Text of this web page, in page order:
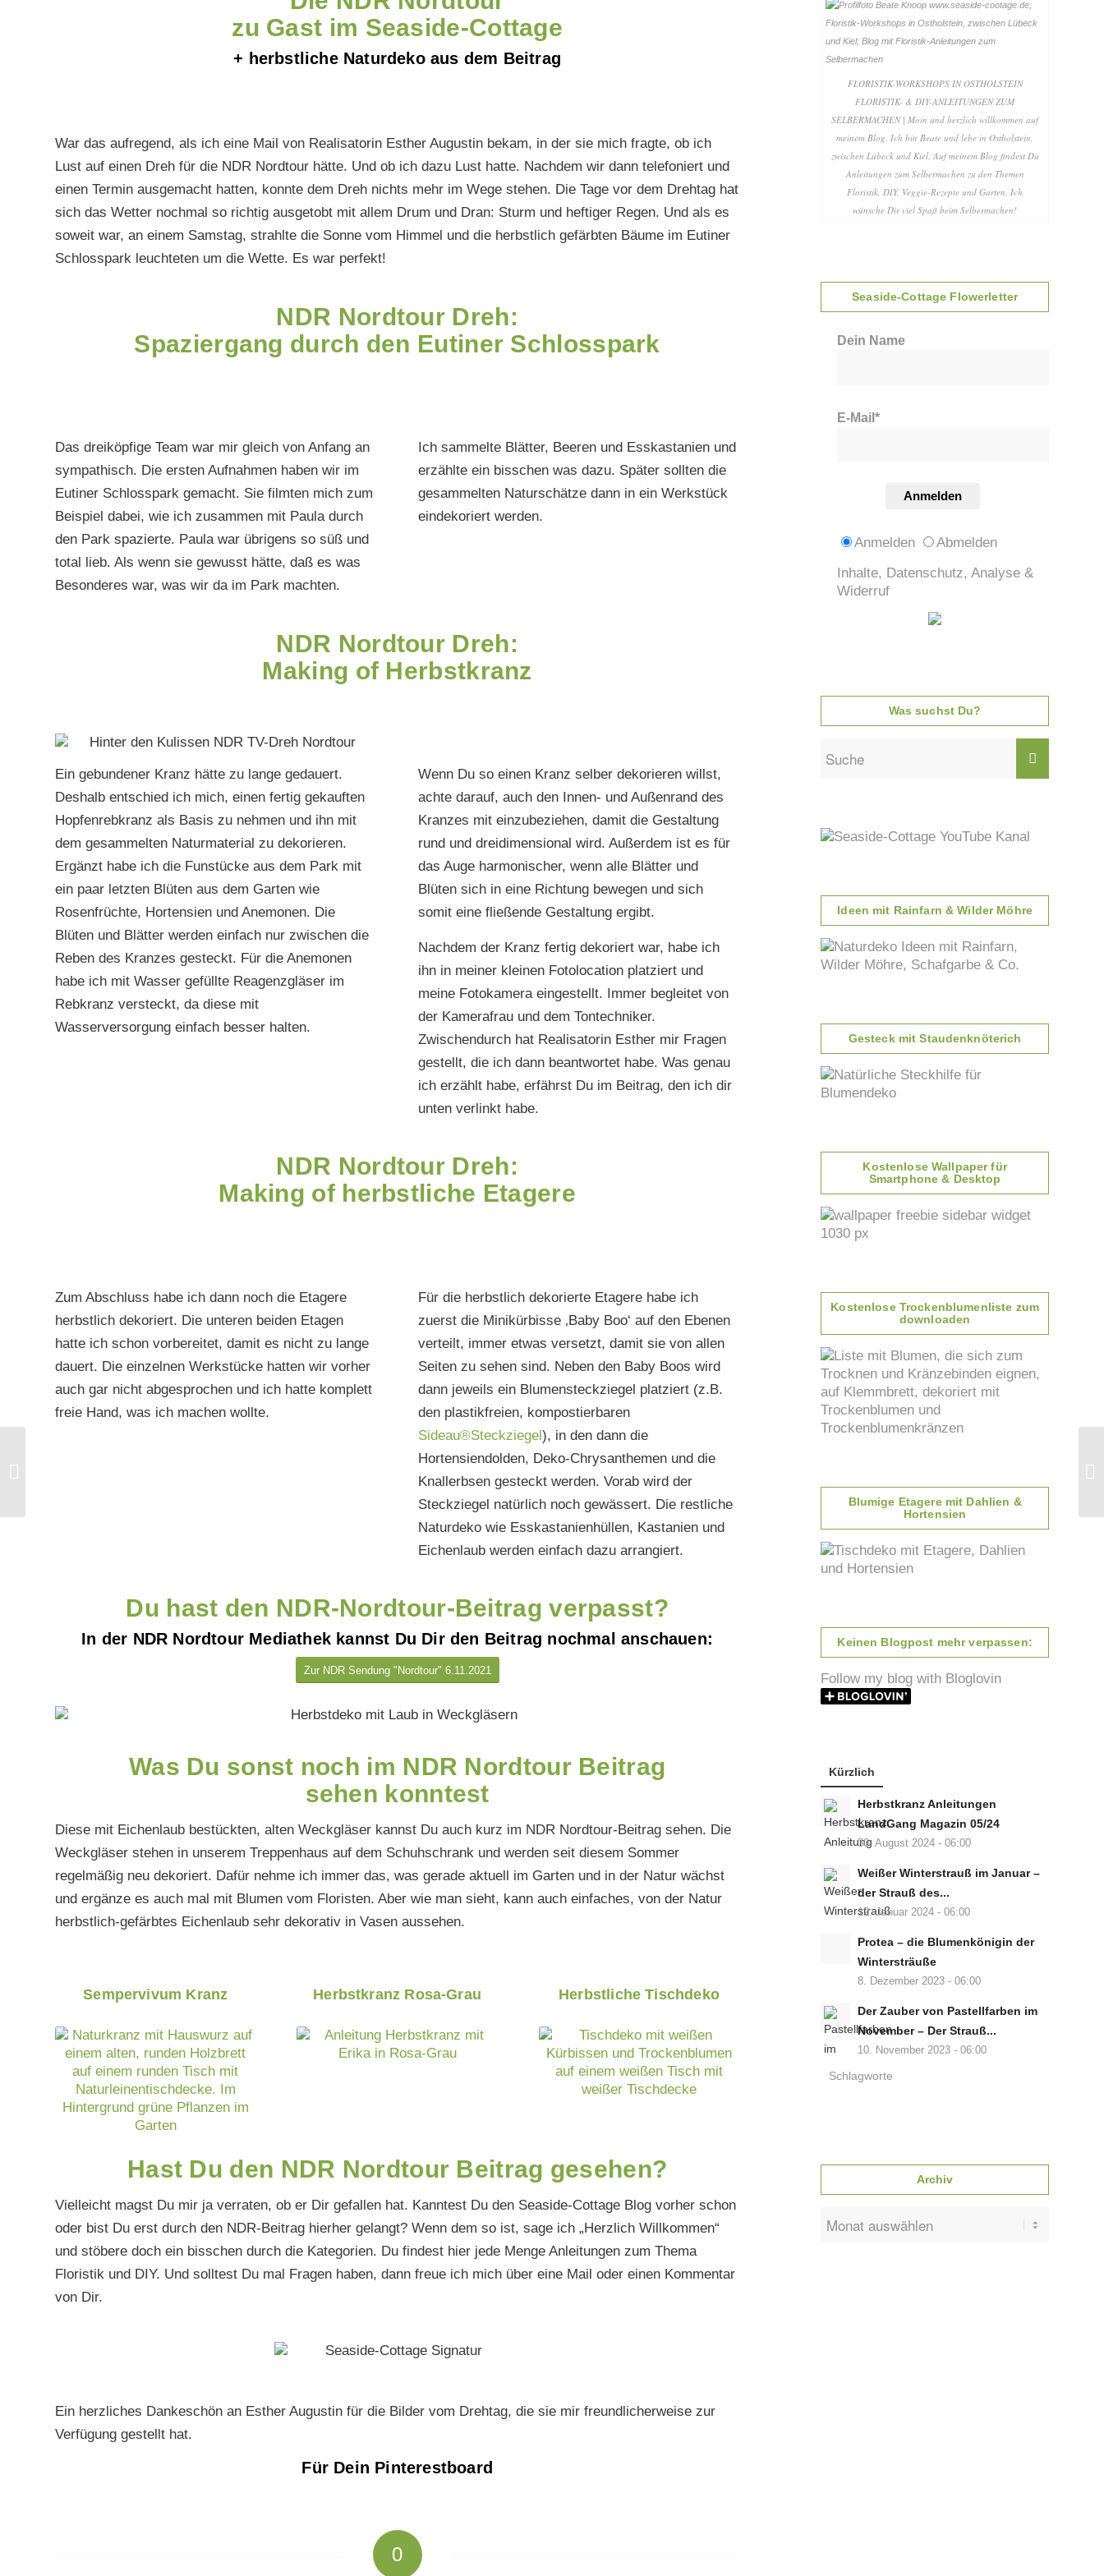
zu Gast im Seaside-Cottage
+ herbstliche Naturdeko aus dem Beitrag
War das aufregend, als ich eine Mail von Realisatorin Esther Augustin bekam, in der sie mich fragte, ob ich
Lust auf einen Dreh für die NDR Nordtour hätte. Und ob ich dazu Lust hatte. Nachdem wir dann telefoniert und
einen Termin ausgemacht hatten, konnte dem Dreh nichts mehr im Wege stehen. Die Tage vor dem Drehtag hat
sich das Wetter nochmal so richtig ausgetobt mit allem Drum und Dran: Sturm und heftiger Regen. Und als es
soweit war, an einem Samstag, strahlte die Sonne vom Himmel und die herbstlich gefärbten Bäume im Eutiner
Schlosspark leuchteten um die Wette. Es war perfekt!
NDR Nordtour Dreh:
Spaziergang durch den Eutiner Schlosspark
Das dreiköpfige Team war mir gleich von Anfang an
sympathisch. Die ersten Aufnahmen haben wir im
Eutiner Schlosspark gemacht. Sie filmten mich zum
Beispiel dabei, wie ich zusammen mit Paula durch
den Park spazierte. Paula war übrigens so süß und
total lieb. Als wenn sie gewusst hätte, daß es was
Besonderes war, was wir da im Park machten.
Ich sammelte Blätter, Beeren und Esskastanien und
erzählte ein bisschen was dazu. Später sollten die
gesammelten Naturschätze dann in ein Werkstück
eindekoriert werden.
NDR Nordtour Dreh:
Making of Herbstkranz
Ein gebundener Kranz hätte zu lange gedauert.
Deshalb entschied ich mich, einen fertig gekauften
Hopfenrebkranz als Basis zu nehmen und ihn mit
dem gesammelten Naturmaterial zu dekorieren.
Ergänzt habe ich die Funstücke aus dem Park mit
ein paar letzten Blüten aus dem Garten wie
Rosenfrüchte, Hortensien und Anemonen. Die
Blüten und Blätter werden einfach nur zwischen die
Reben des Kranzes gesteckt. Für die Anemonen
habe ich mit Wasser gefüllte Reagenzgläser im
Rebkranz versteckt, da diese mit
Wasserversorgung einfach besser halten.
Wenn Du so einen Kranz selber dekorieren willst,
achte darauf, auch den Innen- und Außenrand des
Kranzes mit einzubeziehen, damit die Gestaltung
rund und dreidimensional wird. Außerdem ist es für
das Auge harmonischer, wenn alle Blätter und
Blüten sich in eine Richtung bewegen und sich
somit eine fließende Gestaltung ergibt.
Nachdem der Kranz fertig dekoriert war, habe ich
ihn in meiner kleinen Fotolocation platziert und
meine Fotokamera eingestellt. Immer begleitet von
der Kamerafrau und dem Tontechniker.
Zwischendurch hat Realisatorin Esther mir Fragen
gestellt, die ich dann beantwortet habe. Was genau
ich erzählt habe, erfährst Du im Beitrag, den ich dir
unten verlinkt habe.
NDR Nordtour Dreh:
Making of herbstliche Etagere
Zum Abschluss habe ich dann noch die Etagere
herbstlich dekoriert. Die unteren beiden Etagen
hatte ich schon vorbereitet, damit es nicht zu lange
dauert. Die einzelnen Werkstücke hatten wir vorher
auch gar nicht abgesprochen und ich hatte komplett
freie Hand, was ich machen wollte.
Für die herbstlich dekorierte Etagere habe ich
zuerst die Minikürbisse ‚Baby Boo‘ auf den Ebenen
verteilt, immer etwas versetzt, damit sie von allen
Seiten zu sehen sind. Neben den Baby Boos wird
dann jeweils ein Blumensteckziegel platziert (z.B.
den plastikfreien, kompostierbaren
Sideau®Steckziegel), in den dann die
Hortensiendolden, Deko-Chrysanthemen und die
Knallerbsen gesteckt werden. Vorab wird der
Steckziegel natürlich noch gewässert. Die restliche
Naturdeko wie Esskastanienhüllen, Kastanien und
Eichenlaub werden einfach dazu arrangiert.
Du hast den NDR-Nordtour-Beitrag verpasst?
In der NDR Nordtour Mediathek kannst Du Dir den Beitrag nochmal anschauen:
Zur NDR Sendung "Nordtour" 6.11.2021
Was Du sonst noch im NDR Nordtour Beitrag
sehen konntest
Diese mit Eichenlaub bestückten, alten Weckgläser kannst Du auch kurz im NDR Nordtour-Beitrag sehen. Die
Weckgläser stehen in unserem Treppenhaus auf dem Schuhschrank und werden seit diesem Sommer
regelmäßig neu dekoriert. Dafür nehme ich immer das, was gerade aktuell im Garten und in der Natur wächst
und ergänze es auch mal mit Blumen vom Floristen. Aber wie man sieht, kann auch einfaches, von der Natur
herbstlich-gefärbtes Eichenlaub sehr dekorativ in Vasen aussehen.
Sempervivum Kranz Herbstkranz Rosa-Grau Herbstliche Tischdeko
Hast Du den NDR Nordtour Beitrag gesehen?
Vielleicht magst Du mir ja verraten, ob er Dir gefallen hat. Kanntest Du den Seaside-Cottage Blog vorher schon
oder bist Du erst durch den NDR-Beitrag hierher gelangt? Wenn dem so ist, sage ich „Herzlich Willkommen“
und stöbere doch ein bisschen durch die Kategorien. Du findest hier jede Menge Anleitungen zum Thema
Floristik und DIY. Und solltest Du mal Fragen haben, dann freue ich mich über eine Mail oder einen Kommentar
von Dir.
Ein herzliches Dankeschön an Esther Augustin für die Bilder vom Drehtag, die sie mir freundlicherweise zur
Verfügung gestellt hat.
Für Dein Pinterestboard
0
FLORISTIK-WORKSHOPS IN OSTHOLSTEIN
FLORISTIK- & DIY-ANLEITUNGEN ZUM
SELBERMACHEN | Moin und herzlich willkommen auf
meinem Blog. Ich bin Beate und lebe in Ostholstein,
zwischen Lübeck und Kiel. Auf meinem Blog findest Du
Anleitungen zum Selbermachen zu den Themen
Floristik, DIY, Veggie-Rezepte und Garten. Ich
wünsche Dir viel Spaß beim Selbermachen!
Seaside-Cottage Flowerletter
Dein Name
E-Mail*
Anmelden
Anmelden
Abmelden
Inhalte, Datenschutz, Analyse &
Widerruf
Was suchst Du?
Ideen mit Rainfarn & Wilder Möhre
Gesteck mit Staudenknöterich
Kostenlose Wallpaper für
Smartphone & Desktop
Kostenlose Trockenblumenliste zum
downloaden
Blumige Etagere mit Dahlien &
Hortensien
Keinen Blogpost mehr verpassen:
Follow my blog with Bloglovin
Kürzlich
Herbstkranz Anleitungen
LandGang Magazin 05/24
30. August 2024 - 06:00
Weißer Winterstrauß im Januar –
der Strauß des...
12. Januar 2024 - 06:00
Protea – die Blumenkönigin der
Wintersträuße
8. Dezember 2023 - 06:00
Der Zauber von Pastellfarben im
November – Der Strauß...
10. November 2023 - 06:00
Schlagworte
Archiv